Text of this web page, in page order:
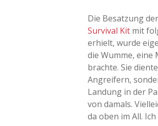
Die Besatzung
Survival Kit mit
erhielt, wurde
die Wumme, eine
brachte. Sie
Angreifern,
Landung in der
von damals.
da oben im All.